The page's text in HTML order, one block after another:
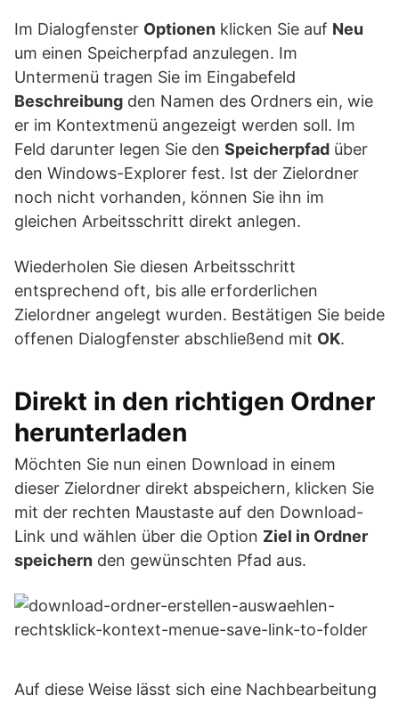
Im Dialogfenster Optionen klicken Sie auf Neu
um einen Speicherpfad anzulegen. Im
Untermenü tragen Sie im Eingabefeld
Beschreibung den Namen des Ordners ein, wie
er im Kontextmenü angezeigt werden soll. Im
Feld darunter legen Sie den Speicherpfad über
den Windows-Explorer fest. Ist der Zielordner
noch nicht vorhanden, können Sie ihn im
gleichen Arbeitsschritt direkt anlegen.
Wiederholen Sie diesen Arbeitsschritt
entsprechend oft, bis alle erforderlichen
Zielordner angelegt wurden. Bestätigen Sie beide
offenen Dialogfenster abschließend mit OK.
Direkt in den richtigen Ordner
herunterladen
Möchten Sie nun einen Download in einem
dieser Zielordner direkt abspeichern, klicken Sie
mit der rechten Maustaste auf den Download-
Link und wählen über die Option Ziel in Ordner
speichern den gewünschten Pfad aus.
Auf diese Weise lässt sich eine Nachbearbeitung